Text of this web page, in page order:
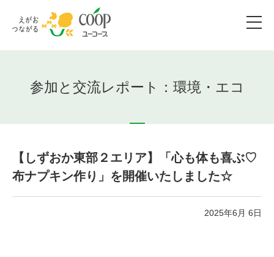
参加と交流レポート：環境・エコ
【しずおか東部２エリア】「心も体も喜ぶ♡
布ナプキン作り」を開催いたしました☆
2025年6月 6日